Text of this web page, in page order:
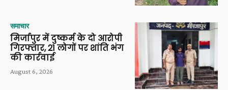
समाचार
मिर्जापुर में दुष्कर्म के दो आरोपी
गिरफ्तार, 21 लोगों पर शांति भंग
की कार्रवाई
August 6, 2026